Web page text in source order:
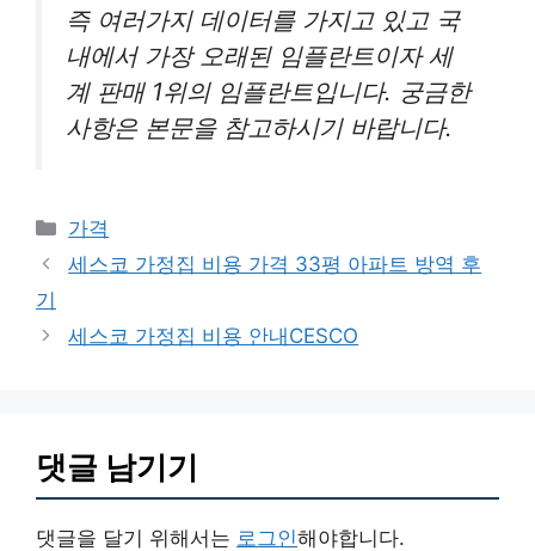
즉 여러가지 데이터를 가지고 있고 국
내에서 가장 오래된 임플란트이자 세
계 판매 1위의 임플란트입니다. 궁금한
사항은 본문을 참고하시기 바랍니다.
카
테
고
가격
세스코 가정집 비용 가격 33평 아파트 방역 후
기
세스코 가정집 비용 안내CESCO
댓글 남기기
댓글을 달기 위해서는 로그인해야합니다.